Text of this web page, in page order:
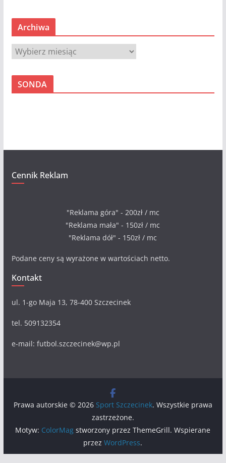
Archiwa
A
r
c
SONDA
Cennik Reklam
"Reklama góra" - 200zł / mc
"Reklama mała" - 150zł / mc
"Reklama dół" - 150zł / mc
Podane ceny są wyrażone w wartościach netto.
Kontakt
ul. 1-go Maja 13, 78-400 Szczecinek
tel. 509132354
e-mail: futbol.szczecinek@wp.pl
Prawa autorskie © 2026 Sport Szczecinek. Wszystkie prawa
zastrzeżone.
Motyw: ColorMag stworzony przez ThemeGrill. Wspierane
przezWordPress.